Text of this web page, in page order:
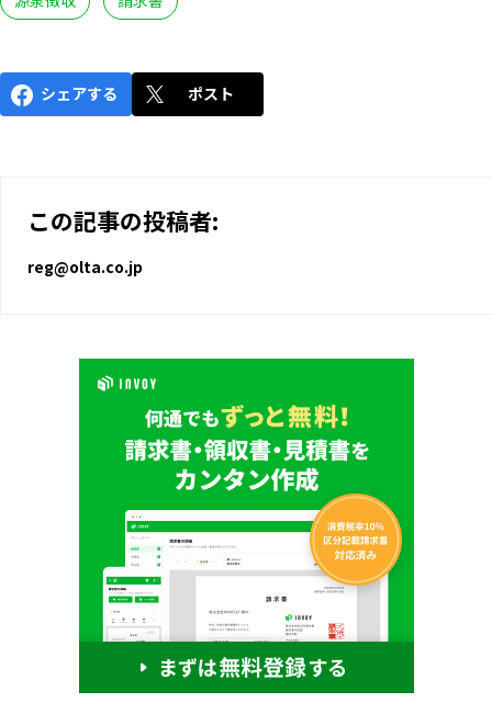
シェアする ポスト
この記事の投稿者:
reg@olta.co.jp